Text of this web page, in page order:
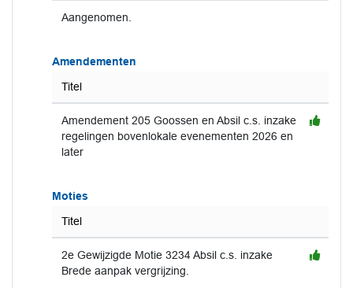
Aangenomen.
Amendementen
Titel
Amendement 205 Goossen en Absil c.s. inzake
regelingen bovenlokale evenementen 2026 en
later
Moties
Titel
2e Gewijzigde Motie 3234 Absil c.s. inzake
Brede aanpak vergrijzing.